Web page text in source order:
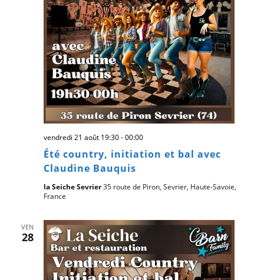
Été country, initiation et bal avec
Claudine Bauquis
vendredi 21 août 19:30-00:00
la Seiche Sevrier35 route de Piron, Sevrier, Haute-Savoie,
France
VEN
28